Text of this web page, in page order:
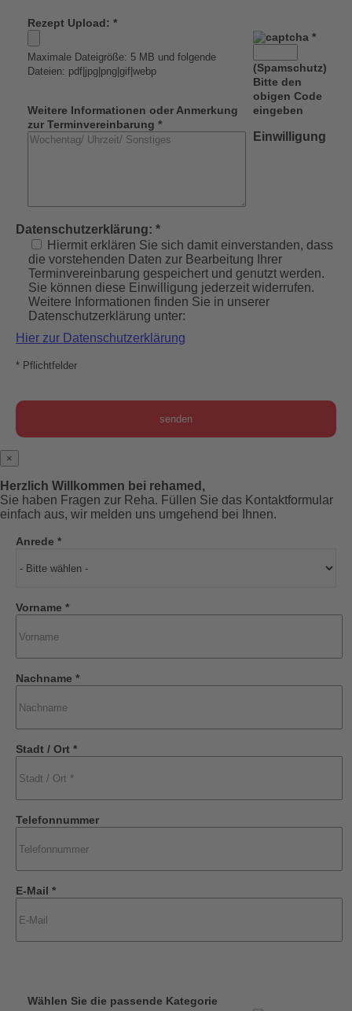
Rezept Upload: *
Maximale Dateigröße: 5 MB und folgende
Dateien: pdf|jpg|png|gif|webp
Weitere Informationen oder Anmerkung
zur Terminvereinbarung *
*
(Spamschutz)
Bitte den
obigen Code
eingeben
Einwilligung
Datenschutzerklärung: *
Hiermit erklären Sie sich damit einverstanden, dass
die vorstehenden Daten zur Bearbeitung Ihrer
Terminvereinbarung gespeichert und genutzt werden.
Sie können diese Einwilligung jederzeit widerrufen.
Weitere Informationen finden Sie in unserer
Datenschutzerklärung unter:
Hier zur Datenschutzerklärung
* Pflichtfelder
×
Herzlich Willkommen bei rehamed,
Sie haben Fragen zur Reha. Füllen Sie das Kontaktformular
einfach aus, wir melden uns umgehend bei Ihnen.
Anrede *
Vorname *
Nachname *
Stadt / Ort *
Telefonnummer
E-Mail *
Wählen Sie die passende Kategorie